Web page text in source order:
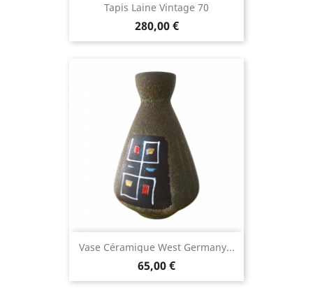
Tapis Laine Vintage 70
280,00 €
Vase Céramique West Germany...
65,00 €